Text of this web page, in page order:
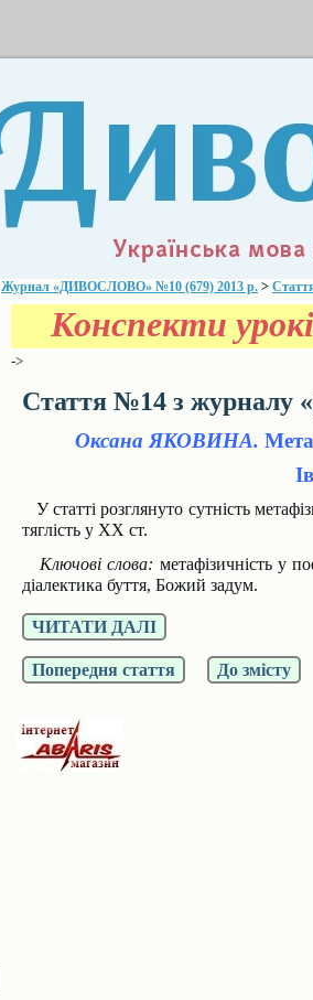
Журнал «ДИВОСЛОВО» №10 (679) 2013 р. >
Конспекти
->
Стаття №14 з
Оксана ЯКОВИНА.
У статтi розглянуто сутнiсть
тяглiсть у ХХ ст.
Ключовi слова: метафiзичнiсть у
дiалектика буття, Божий задум.
ЧИТАТИ ДАЛІ
Попередня стаття До змісту